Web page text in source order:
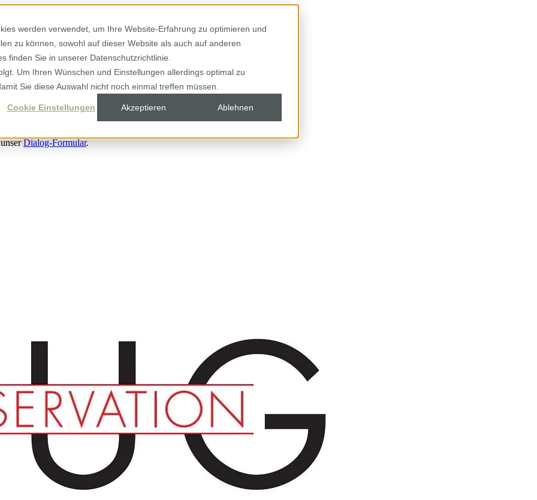
werden verwendet, um Ihre Website-Erfahrung zu optimieren und
zu können, sowohl auf dieser Website als auch auf anderen
finden Sie in unserer Datenschutzrichtlinie.
Um Ihren Wünschen und Einstellungen allerdings optimal zu
Sie diese Auswahl nicht noch einmal treffen müssen.
Cookie Einstellungen Akzeptieren Ablehnen
unserDialog-Formular.